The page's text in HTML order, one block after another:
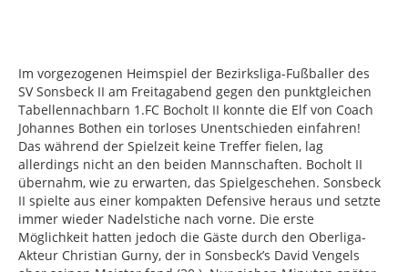
Im vorgezogenen Heimspiel der Bezirksliga-Fußballer des
SV Sonsbeck II am Freitagabend gegen den punktgleichen
Tabellennachbarn 1.FC Bocholt II konnte die Elf von Coach
Johannes Bothen ein torloses Unentschieden einfahren!
Das während der Spielzeit keine Treffer fielen, lag
allerdings nicht an den beiden Mannschaften. Bocholt II
übernahm, wie zu erwarten, das Spielgeschehen. Sonsbeck
II spielte aus einer kompakten Defensive heraus und setzte
immer wieder Nadelstiche nach vorne. Die erste
Möglichkeit hatten jedoch die Gäste durch den Oberliga-
Akteur Christian Gurny, der in Sonsbeck’s David Vengels